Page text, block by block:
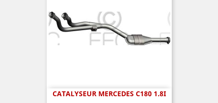
CATALYSEUR MERCEDES C180 1.8I